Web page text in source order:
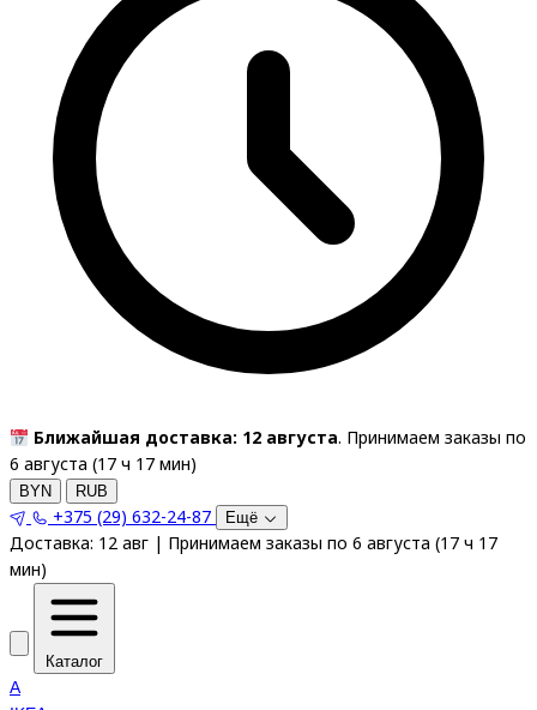
Ближайшая доставка: 12 августа. Принимаем заказы по
6 августа (17 ч 17 мин)
BYN RUB
+375 (29) 632-24-87 Ещё
Доставка: 12 авг | Принимаем заказы по 6 августа (17 ч 17
мин)
Каталог
A